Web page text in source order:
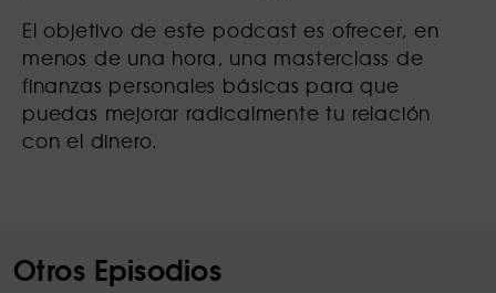
El objetivo de este podcast es ofrecer, en
menos de una hora, una masterclass de
finanzas personales básicas para que
puedas mejorar radicalmente tu relación
con el dinero.
Otros Episodios